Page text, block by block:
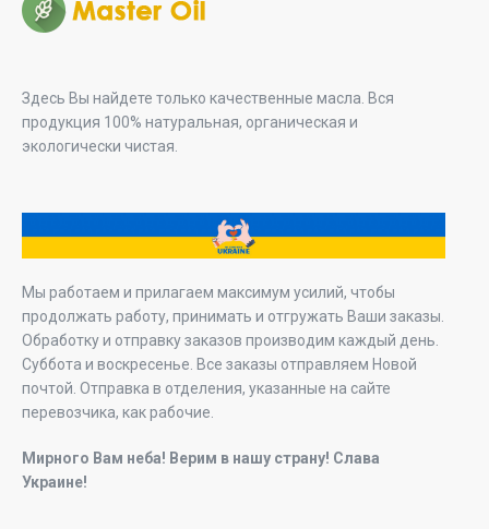
Здесь Вы найдете только качественные масла. Вся
продукция 100% натуральная, органическая и
экологически чистая.
Мы работаем и прилагаем максимум усилий, чтобы
продолжать работу, принимать и отгружать Ваши заказы.
Обработку и отправку заказов производим каждый день.
Суббота и воскресенье. Все заказы отправляем Новой
почтой. Отправка в отделения, указанные на сайте
перевозчика, как рабочие.
Мирного Вам неба! Верим в нашу страну! Слава
Украине!